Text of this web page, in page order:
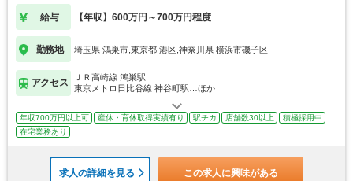
給与 【年収】600万円～700万円程度
勤務地 埼玉県 鴻巣市,東京都 港区,神奈川県 横浜市磯子区
アクセス
ＪＲ高崎線 鴻巣駅
東京メトロ日比谷線 神谷町駅…ほか
年収700万円以上可 産休・育休取得実績有り 駅チカ 店舗数30以上
積極採用中
在宅業務あり
求人の詳細を見る この求人に興味がある